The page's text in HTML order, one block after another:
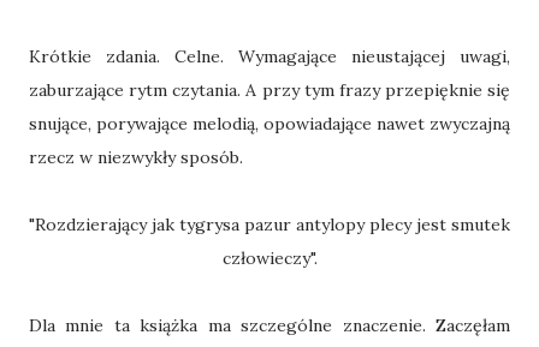
Krótkie zdania. Celne. Wymagające nieustającej uwagi,
zaburzające rytm czytania. A przy tym frazy przepięknie się
snujące, porywające melodią, opowiadające nawet zwyczajną
rzecz w niezwykły sposób.
"Rozdzierający jak tygrysa pazur antylopy plecy jest smutek
człowieczy".
Dla mnie ta książka ma szczególne znaczenie. Zaczęłam